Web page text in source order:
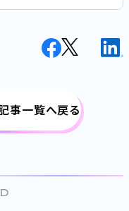
事一覧へ戻る